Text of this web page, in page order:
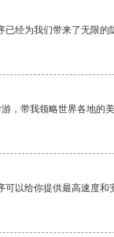
经为我们带来了无限的
，带我领略世界各地的美
可以给你提供最高速度和